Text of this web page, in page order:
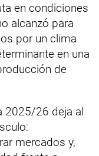
en condiciones
alcanzó para
por un clima
en una
de
2025/26 deja al
mercados y,